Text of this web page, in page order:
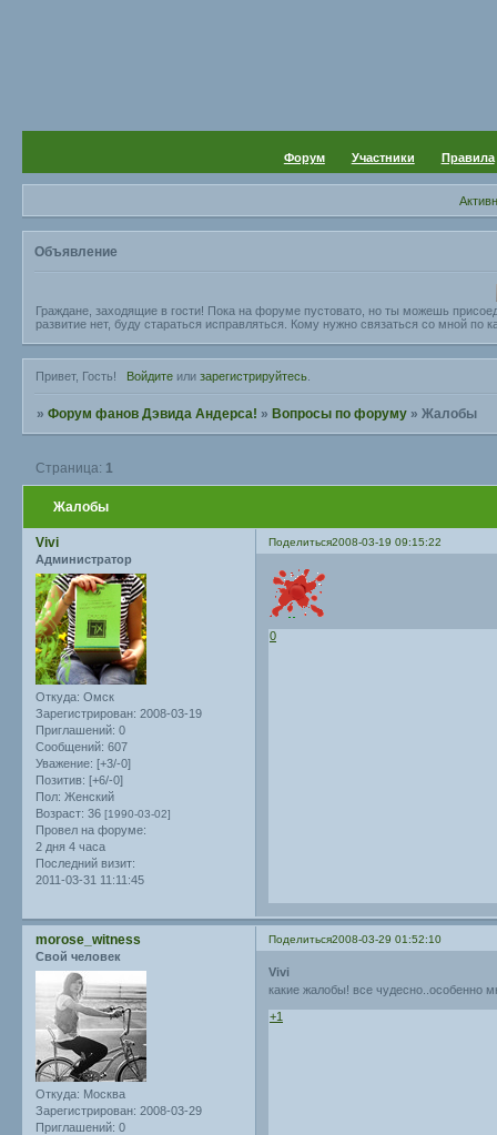
Форум Участники Правила
Объявление
Граждане, заходящие в гости! Пока на форуме пустовато, но ты можешь
развитие нет, буду стараться исправляться. Кому нужно связаться со мной
Привет, Гость! Войдитеили зарегистрируйтесь.
»Форум фанов Дэвида Андерса! »Вопросы по форуму »Жалобы
Жалобы
Страница: 1
Поделиться2008-03-19 09:15:22
Vivi
Администратор
Откуда: Омск
Зарегистрирован: 2008-03-19
Приглашений: 0
Сообщений: 607
Уважение: [+3/-0]
Позитив: [+6/-0]
Пол: Женский
Возраст: 36 [1990-03-02]
Провел на форуме:
2 дня 4 часа
Последний визит:
2011-03-31 11:11:45
0
Поделиться2008-03-29 01:52:10
morose_witness
Свой человек
Откуда: Москва
Зарегистрирован: 2008-03-29
Приглашений: 0
Vivi
какие жалобы! все чудесно..особенно
+1